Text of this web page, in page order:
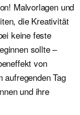
Malvorlagen und
die Kreativität
keine feste
sollte –
von
Tag
und ihre